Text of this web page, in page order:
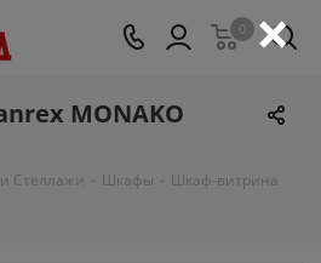
0
MONAKO
Стеллажи - Шкафы - Шкаф-витрина
×